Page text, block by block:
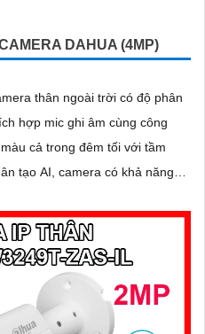
DAHUA (4MP)
thân ngoài trời có độ phân
hợp mic ghi âm cùng công
cả trong đêm tối với tầm
khe cắm thẻ nhớ 512GB, chuẩn